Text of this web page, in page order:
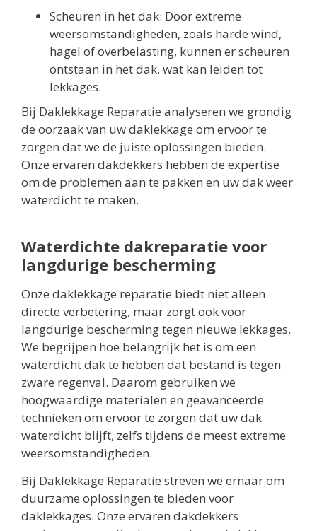
Scheuren in het dak: Door extreme
weersomstandigheden, zoals harde wind,
hagel of overbelasting, kunnen er scheuren
ontstaan in het dak, wat kan leiden tot
lekkages.
Bij Daklekkage Reparatie analyseren we grondig
de oorzaak van uw daklekkage om ervoor te
zorgen dat we de juiste oplossingen bieden.
Onze ervaren dakdekkers hebben de expertise
om de problemen aan te pakken en uw dak weer
waterdicht te maken.
Waterdichte dakreparatie voor
langdurige bescherming
Onze daklekkage reparatie biedt niet alleen
directe verbetering, maar zorgt ook voor
langdurige bescherming tegen nieuwe lekkages.
We begrijpen hoe belangrijk het is om een
waterdicht dak te hebben dat bestand is tegen
zware regenval. Daarom gebruiken we
hoogwaardige materialen en geavanceerde
technieken om ervoor te zorgen dat uw dak
waterdicht blijft, zelfs tijdens de meest extreme
weersomstandigheden.
Bij Daklekkage Reparatie streven we ernaar om
duurzame oplossingen te bieden voor
daklekkages. Onze ervaren dakdekkers